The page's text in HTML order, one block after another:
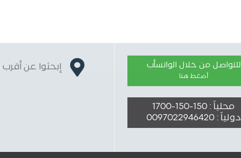
للتواصل من خلال الواتسأب
أضغط هنا
محلياً : 150-150-1700
دولياً : 0097022946420
إبحثوا عن أقرب